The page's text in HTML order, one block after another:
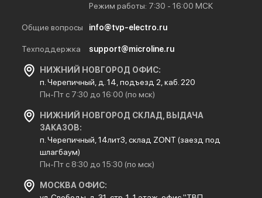
Режим работы: 7:30 - 16:00 МСК
Общие вопросы info@tvp-electro.ru
Техподдержка support@microline.ru
НИЖНИЙ НОВГОРОД ОФИС:
п. Черепичный, д. 14, подъезд 2, каб. 220
Пн-Пт с 7:30 до 16:00 (по мск)
НИЖНИЙ НОВГОРОД СКЛАД, ВЫДАЧА
ЗАКАЗОВ:
п. Черепичный, 14лит3, склад ZONT (заезд под
шлагбаум)
Пн-Пт с 8:30 до 15:30 (по мск)
МОСКВА ОФИС: